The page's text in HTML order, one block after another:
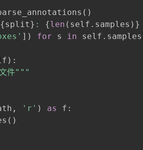
( )
{split} : {len ( self . samples ) }
] ) for s in self . samples
) :
件"""
, 'r' ) as f :
( )